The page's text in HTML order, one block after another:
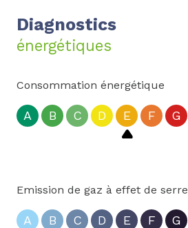
Diagnostics
énergétiques
Consommation énergétique
A B C D E F G
Emission de gaz à effet de serre
A B C D E F G